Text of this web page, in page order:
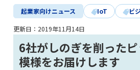
起業家向けニュース IoT ビ
更新日： 2019年11月14日
6社がしのぎを削った
模様をお届けします